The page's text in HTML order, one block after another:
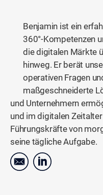
Benjamin ist ein
360°-Kompetenzen
die digitalen Märkte
hinweg. Er berät
operativen Fragen
maßgeschneiderte
und Unternehmern
und im digitalen
Führungskräfte von
seine tägliche Aufgabe.